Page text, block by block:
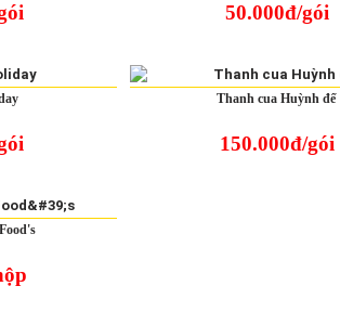
50.000đ/gói
Thanh cua Huỳnh đế
150.000đ/gói